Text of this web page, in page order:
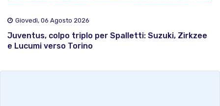
Giovedì, 06 Agosto 2026
Juventus, colpo triplo per Spalletti: Suzuki, Zirkzee
e Lucumi verso Torino